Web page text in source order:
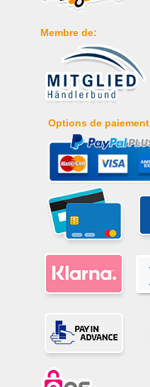
Membre de:
Options de paiement